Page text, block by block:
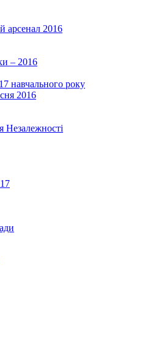
арсенал 2016
– 2016
навчального року
2016
Незалежності